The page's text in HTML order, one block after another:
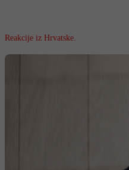
Reakcije iz Hrvatske.